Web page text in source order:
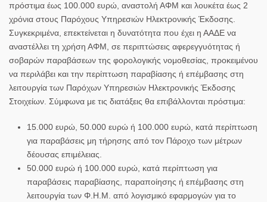
πρόστιμα έως 100.000 ευρώ, αναστολή ΑΦΜ και λουκέτα έως 2
χρόνια στους Παρόχους Υπηρεσιών Ηλεκτρονικής Έκδοσης.
Συγκεκριμένα, επεκτείνεται η δυνατότητα που έχει η ΑΑΔΕ να
αναστέλλει τη χρήση ΑΦΜ, σε περιπτώσεις αφερεγγυότητας ή
σοβαρών παραβάσεων της φορολογικής νομοθεσίας, προκειμένου
να περιλάβει και την περίπτωση παραβίασης ή επέμβασης στη
λειτουργία των Παρόχων Υπηρεσιών Ηλεκτρονικής Έκδοσης
Στοιχείων. Σύμφωνα με τις διατάξεις θα επιβάλλονται πρόστιμα:
15.000 ευρώ, 50.000 ευρώ ή 100.000 ευρώ, κατά περίπτωση
για παραβάσεις μη τήρησης από τον Πάροχο των μέτρων
δέουσας επιμέλειας.
50.000 ευρώ ή 100.000 ευρώ, κατά περίπτωση για
παραβάσεις παραβίασης, παραποίησης ή επέμβασης στη
λειτουργία των Φ.Η.Μ. από λογισμικό εφαρμογών για το